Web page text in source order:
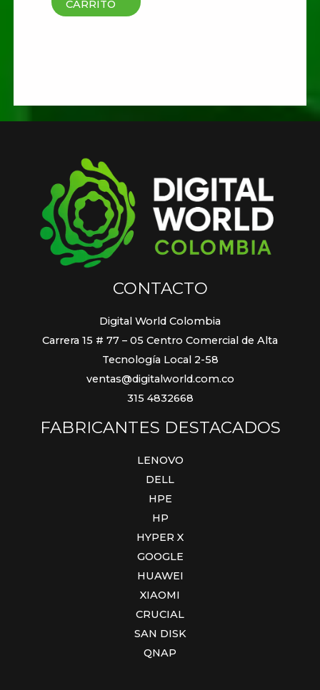
CARRITO
CONTACTO
Digital World Colombia
Carrera 15 # 77 – 05 Centro Comercial de Alta
Tecnología Local 2-58
ventas@digitalworld.com.co
315 4832668
FABRICANTES DESTACADOS
LENOVO
DELL
HPE
HP
HYPER X
GOOGLE
HUAWEI
XIAOMI
CRUCIAL
SAN DISK
QNAP